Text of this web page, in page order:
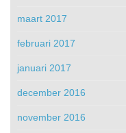
maart 2017
februari 2017
januari 2017
december 2016
november 2016